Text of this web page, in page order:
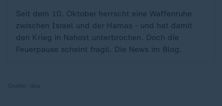
Seit dem 10. Oktober herrscht eine Waffenruhe
zwischen Israel und der Hamas - und hat damit
den Krieg in Nahost unterbrochen. Doch die
Feuerpause scheint fragil. Die News im Blog.